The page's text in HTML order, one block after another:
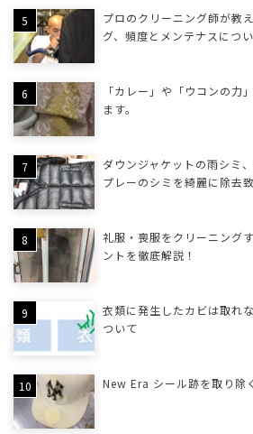
プロのクリーニング師が教
グ、頻度とメンテナスにつ
「カレー」や「ウコンの力
ます。
ダウンジャケットの雨シミ
プレーのシミを綺麗に除去致
礼服・喪服をクリーニング
ントを徹底解説！
衣類に発生したカビは取れ
ついて
New Era シール跡を取り除